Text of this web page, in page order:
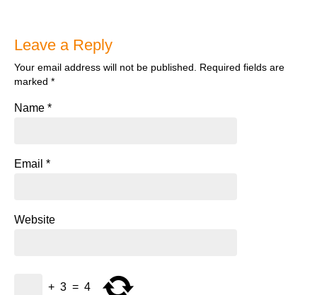
Leave a Reply
Your email address will not be published. Required fields are
marked *
Name *
Email *
Website
+ 3 = 4